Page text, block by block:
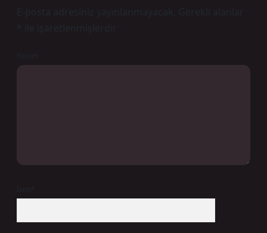
E-posta adresiniz yayınlanmayacak.
Gerekli alanlar
ile işaretlenmişlerdir